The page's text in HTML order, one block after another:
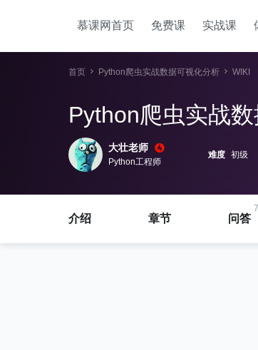
慕课网首页 免费课 实战课
首页 Python爬虫实战数据可视化分析 WIKI
Python爬虫实战
大壮老师
Python工程师
难度 初级
介绍 章节 问答